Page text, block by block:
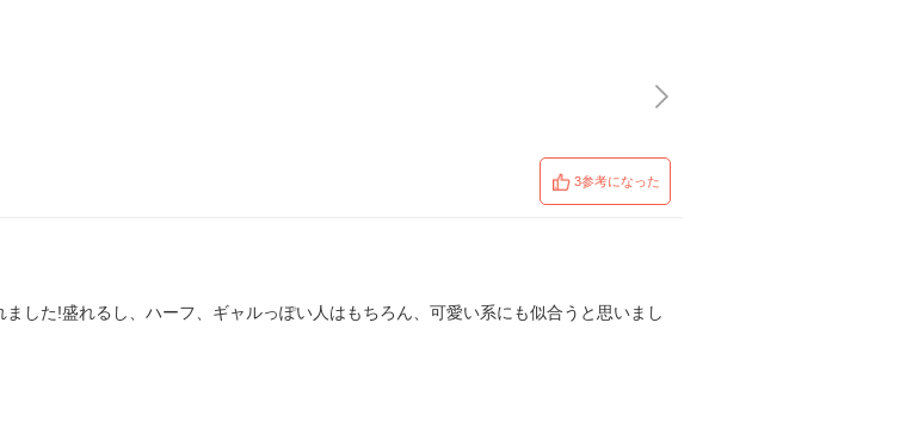
3参考になった
した!盛れるし、ハーフ、ギャルっぽい人はもちろん、可愛い系にも似合うと思いまし